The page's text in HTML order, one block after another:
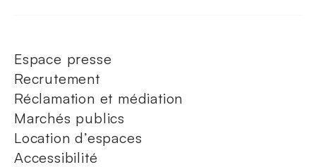
Espace presse
Recrutement
Réclamation et médiation
Marchés publics
Location d’espaces
Accessibilité